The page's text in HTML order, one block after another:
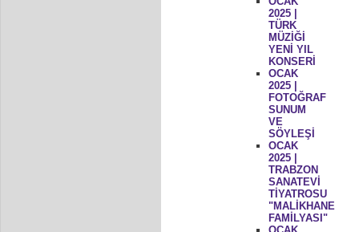
2025 |
TÜRK
MÜZİĞİ
YENİ YIL
KONSERİ
OCAK
2025 |
FOTOĞRAF
SUNUM
VE
SÖYLEŞİ
OCAK
2025 |
TRABZON
SANATEVİ
TİYATROSU
"MALİKHANE
FAMİLYASI"